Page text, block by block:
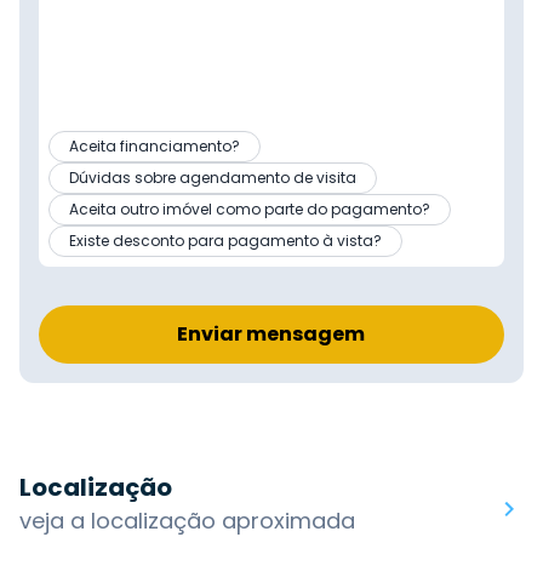
Aceita financiamento?
Dúvidas sobre agendamento de visita
Aceita outro imóvel como parte do pagamento?
Existe desconto para pagamento à vista?
Enviar mensagem
Localização
veja a localização aproximada